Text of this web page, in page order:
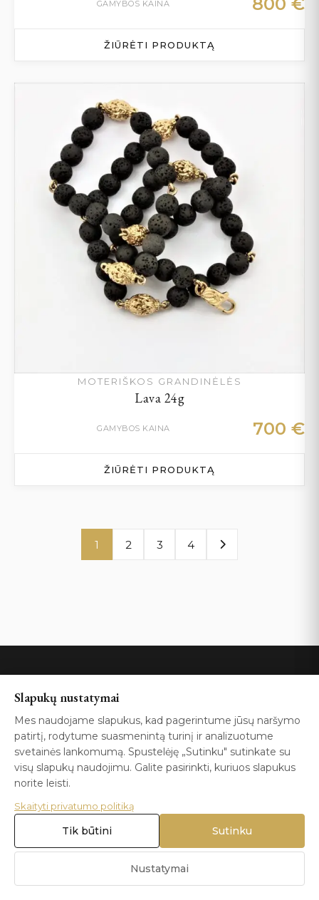
GAMYBOS KAINA
ŽIŪRĖTI PRODUKTĄ
MOTERIŠKOS GRANDINĖLĖS
Lava 24g
GAMYBOS KAINA 700 €
ŽIŪRĖTI PRODUKTĄ
1 2 3 4 Next
Blizga.lt
Išskirtiniai papuošalai tiems, kurie vertina nepriekaištingą
kokybę ir unikalų dizainą.
Slapukų nustatymai
Mes naudojame slapukus, kad pagerintume jūsų naršymo
patirtį, rodytume suasmenintą turinį ir analizuotume
svetainės lankomumą. Spustelėję „Sutinku" sutinkate su
visų slapukų naudojimu. Galite pasirinkti, kuriuos slapukus
norite leisti.
Skaityti privatumo politiką
Nustatymai
Tik būtini Sutinku